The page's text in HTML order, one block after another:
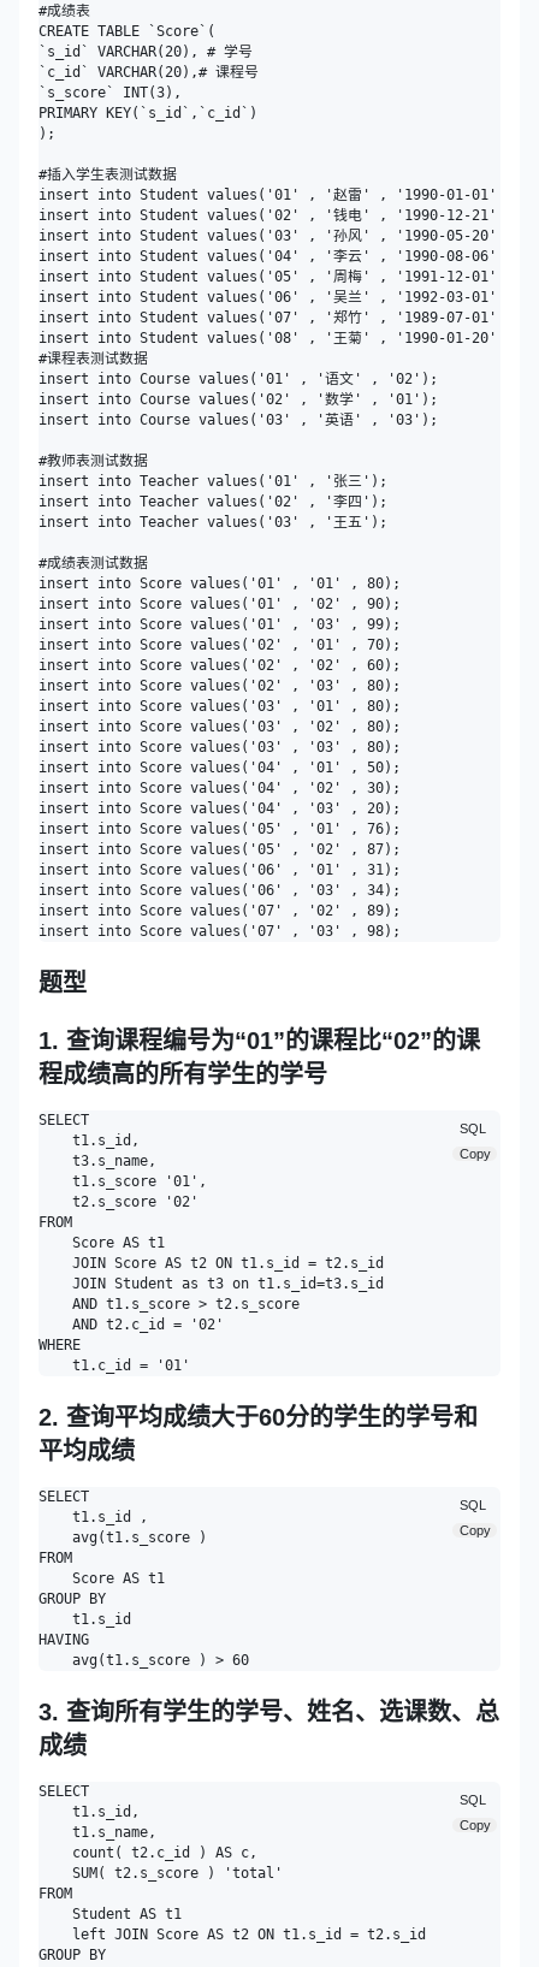
#成绩表
CREATE TABLE `Score`(
`s_id` VARCHAR(20), # 学号
`c_id` VARCHAR(20),# 课程号
`s_score` INT(3),
PRIMARY KEY(`s_id`,`c_id`)
);
#插入学生表测试数据
insert into Student values('01' , '赵雷' , '1990-01-01' , '
insert into Student values('02' , '钱电' , '1990-12-21' , '
insert into Student values('03' , '孙风' , '1990-05-20' , '
insert into Student values('04' , '李云' , '1990-08-06' , '
insert into Student values('05' , '周梅' , '1991-12-01' , '
insert into Student values('06' , '吴兰' , '1992-03-01' , '
insert into Student values('07' , '郑竹' , '1989-07-01' , '
insert into Student values('08' , '王菊' , '1990-01-20' , '
#课程表测试数据
insert into Course values('01' , '语文' , '02');
insert into Course values('02' , '数学' , '01');
insert into Course values('03' , '英语' , '03');
#教师表测试数据
insert into Teacher values('01' , '张三');
insert into Teacher values('02' , '李四');
insert into Teacher values('03' , '王五');
#成绩表测试数据
insert into Score values('01' , '01' , 80);
insert into Score values('01' , '02' , 90);
insert into Score values('01' , '03' , 99);
insert into Score values('02' , '01' , 70);
insert into Score values('02' , '02' , 60);
insert into Score values('02' , '03' , 80);
insert into Score values('03' , '01' , 80);
insert into Score values('03' , '02' , 80);
insert into Score values('03' , '03' , 80);
insert into Score values('04' , '01' , 50);
insert into Score values('04' , '02' , 30);
insert into Score values('04' , '03' , 20);
insert into Score values('05' , '01' , 76);
insert into Score values('05' , '02' , 87);
insert into Score values('06' , '01' , 31);
insert into Score values('06' , '03' , 34);
insert into Score values('07' , '02' , 89);
题型
1. 查询课程编号为“01”的课程比“02”的课
程成绩高的所有学生的学号
SELECT
    t1.s_id,
    t3.s_name,
    t1.s_score '01',
    t2.s_score '02'
FROM
    Score AS t1
    JOIN Score AS t2 ON t1.s_id = t2.s_id
    JOIN Student as t3 on t1.s_id=t3.s_id
    AND t1.s_score > t2.s_score
    AND t2.c_id = '02'
WHERE
SQL
Copy
2. 查询平均成绩大于60分的学生的学号和
平均成绩
SELECT
    t1.s_id ,
    avg(t1.s_score )
FROM
    Score AS t1
GROUP BY
    t1.s_id
HAVING
SQL
Copy
3. 查询所有学生的学号、姓名、选课数、总
成绩
SELECT
    t1.s_id,
    t1.s_name,
    count( t2.c_id ) AS c,
    SUM( t2.s_score ) 'total'
FROM
    Student AS t1
    left JOIN Score AS t2 ON t1.s_id = t2.s_id
GROUP BY
SQL
Copy